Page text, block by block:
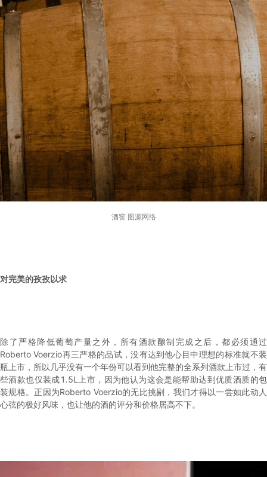
酒窖 图源网络
对完美的孜孜以求
除了严格降低葡萄产量之外，所有酒款酿制完成之后，都必须通过
Roberto Voerzio再三严格的品试，没有达到他心目中理想的标准就不装
瓶上市，所以几乎没有一个年份可以看到他完整的全系列酒款上市过，有
些酒款也仅装成1.5L上市，因为他认为这会是能帮助达到优质酒质的包
装规格。正因为Roberto Voerzio的无比挑剔，我们才得以一尝如此动人
心弦的极好风味，也让他的酒的评分和价格居高不下。